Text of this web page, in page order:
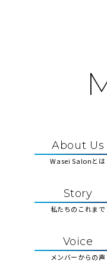
About Us
Wasei Salonとは
Story
私たちのこれまで
Voice
メンバーからの声